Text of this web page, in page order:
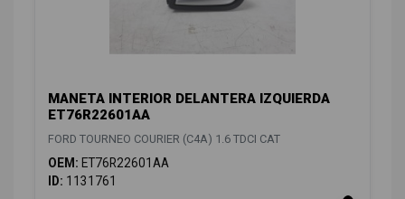
MANETA INTERIOR DELANTERA IZQUIERDA
ET76R22601AA
FORD TOURNEO COURIER (C4A) 1.6 TDCI CAT
OEM: ET76R22601AA
ID: 1131761